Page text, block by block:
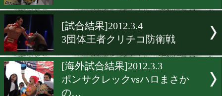
[海外ニュース]2012.3.7
興毅の対抗王者V3戦